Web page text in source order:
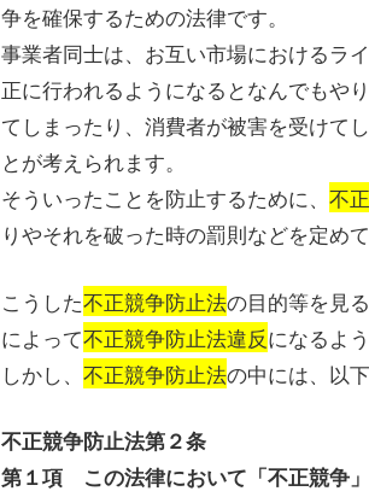
争を確保するための法律です。
事業者同士は、お互い市場におけるラ
正に行われるようになるとなんでもや
てしまったり、消費者が被害を受けて
とが考えられます。
そういったことを防止するために、 不
りやそれを破った時の罰則などを定めて
こうした不正競争防止法の目的等を見
によって不正競争防止法違反になるよ
しかし、 不正競争防止法の中には、以
不正競争防止法第２条
第１項 この法律において「不正競争」